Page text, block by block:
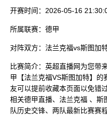
开赛时间： 2026-05-16
所属联赛： 德甲
对阵双方： 法兰克福vs斯图加
比赛简介： 英超直播网为您带
甲【法兰克福VS斯图加特】的
友可以提前收藏本页面以免错
相关德甲直播、法兰克福 、斯
队历史交锋、两队最新比赛赛程